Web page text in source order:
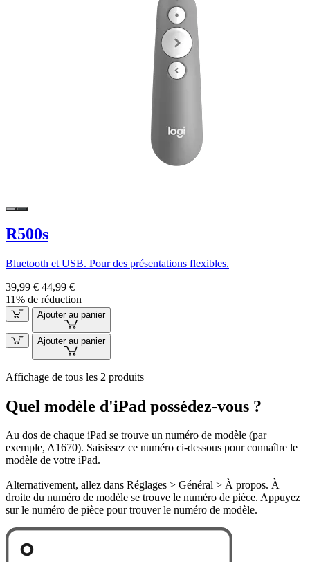
R500s
Bluetooth et USB. Pour des présentations flexibles.
39,99 € 44,99 €
11% de réduction
Ajouter au panier
Ajouter au panier
Affichage de tous les 2 produits
Quel modèle d'iPad possédez-vous ?
Au dos de chaque iPad se trouve un numéro de modèle (par
exemple, A1670). Saisissez ce numéro ci-dessous pour connaître le
modèle de votre iPad.
Alternativement, allez dans Réglages > Général > À propos. À
droite du numéro de modèle se trouve le numéro de pièce. Appuyez
sur le numéro de pièce pour trouver le numéro de modèle.